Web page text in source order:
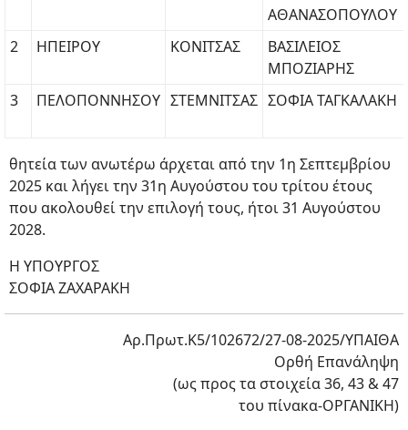
ΑΘΑΝΑΣΟΠΟΥΛΟΥ
2
ΗΠΕΙΡΟΥ ΚΟΝΙΤΣΑΣ
ΒΑΣΙΛΕΙΟΣ
ΜΠΟΖΙΑΡΗΣ
3
ΠΕΛΟΠΟΝΝΗΣΟΥ ΣΤΕΜΝΙΤΣΑΣ ΣΟΦΙΑ ΤΑΓΚΑΛΑΚΗ
θητεία των ανωτέρω άρχεται από την 1η Σεπτεμβρίου
2025 και λήγει την 31η Αυγούστου του τρίτου έτους
που ακολουθεί την επιλογή τους, ήτοι 31 Αυγούστου
2028.
Η ΥΠΟΥΡΓΟΣ
ΣΟΦΙΑ ΖΑΧΑΡΑΚΗ
Αρ.Πρωτ.Κ5/102672/27-08-2025/ΥΠΑΙΘΑ
Ορθή Επανάληψη
(ως προς τα στοιχεία 36, 43 & 47
του πίνακα-ΟΡΓΑΝΙΚΗ)